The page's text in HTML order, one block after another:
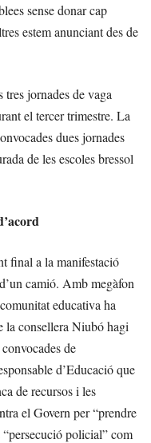
sense donar cap
estem anunciant des de
tres jornades de vaga
el tercer trimestre. La
dues jornades
de les escoles bressol
final a la manifestació
camió. Amb megàfon
educativa ha
la consellera Niubó hagi
de
d’Educació que
de recursos i les
el Govern per “prendre
“persecució policial” com